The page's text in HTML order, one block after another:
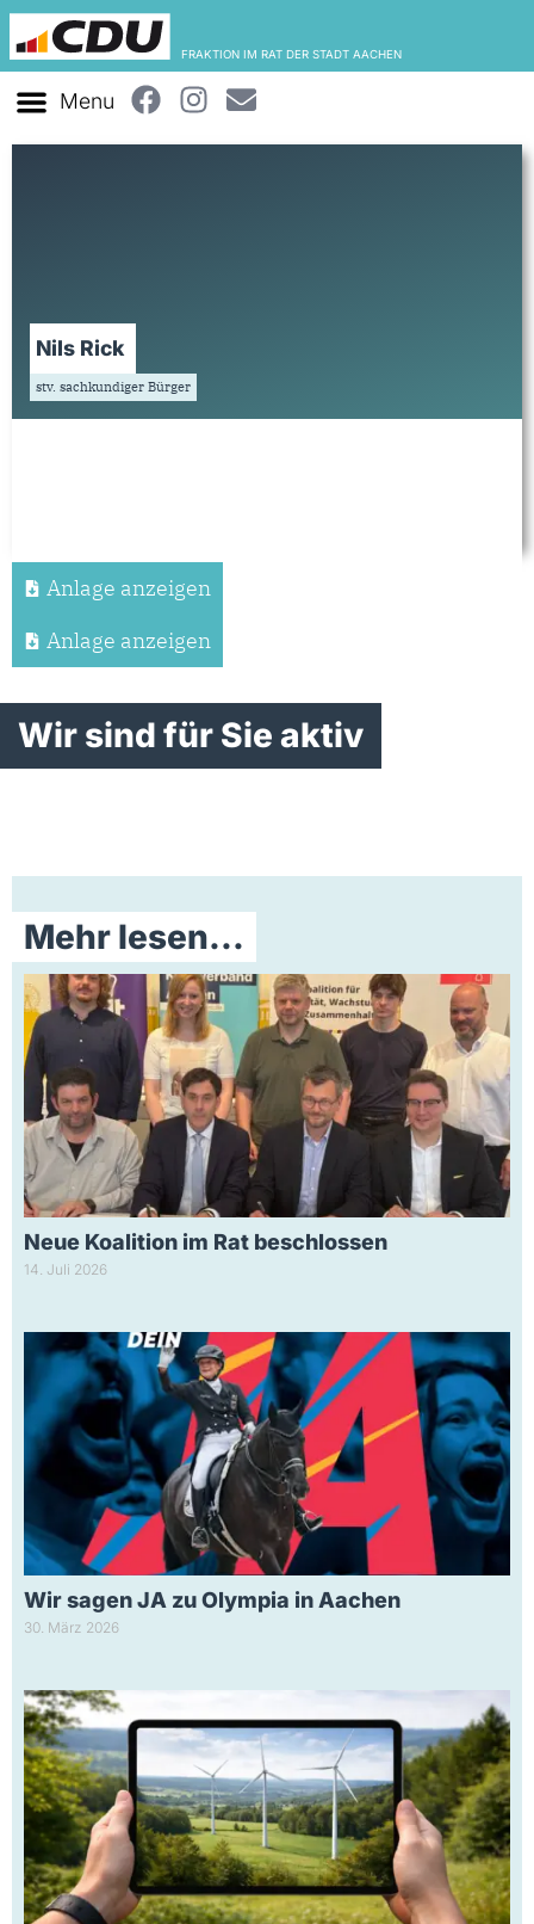
FRAKTION IM RAT DER STADT AACHEN
Nils Rick
stv. sachkundiger Bürger
Anlage anzeigen
Anlage anzeigen
Wir sind für Sie aktiv
Mehr lesen...
Neue Koalition im Rat beschlossen
14. Juli 2026
Wir sagen JA zu Olympia in Aachen
30. März 2026